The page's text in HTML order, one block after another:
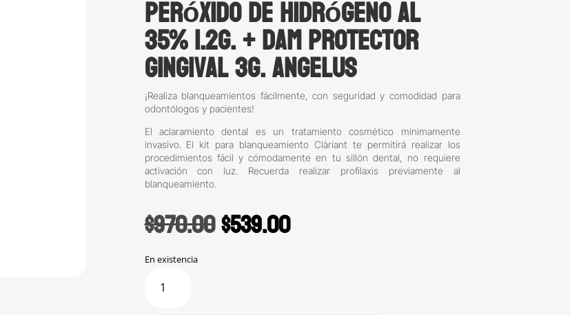
peróxido de hidrógeno al
35% 1.2g. + Dam protector
gingival 3g. Angelus
¡Realiza blanqueamientos fácilmente, con seguridad y comodidad para
odontólogos y pacientes!
El aclaramiento dental es un tratamiento cosmético mínimamente
invasivo. El kit para blanqueamiento Clàriant te permitirá realizar los
procedimientos fácil y cómodamente en tu sillón dental, no requiere
activación con luz. Recuerda realizar profilaxis previamente al
blanqueamiento.
$970.00Original
$539.00Current
En existencia
blanqueamiento